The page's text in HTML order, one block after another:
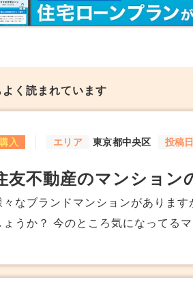
相談してみることだと思いますが
よく読まれています
購入 エリア 東京都中央区 投稿日
友不動産のマンション
々なブランドマンションがありま
ょうか？ 今のところ気になってる
があるのか？(笑) ここで相談した
どです。 リセールも含めて教えて